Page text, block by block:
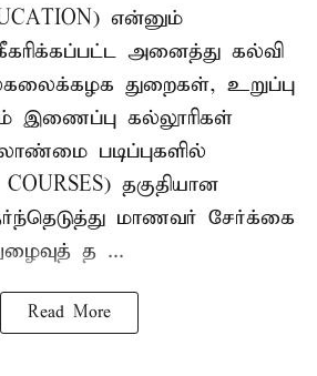
என்னும்
அனைத்து கல்வி
துறைகள், உறுப்பு
இணைப்பு கல்லூரிகள்
படிப்புகளில்
தகுதியான
மாணவர் சேர்க்கை
த ...
Read More